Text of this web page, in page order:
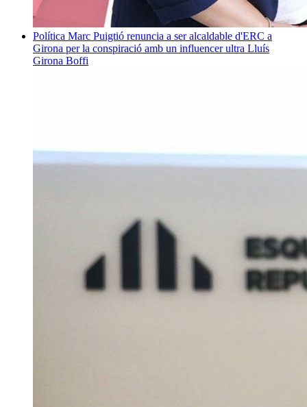
Política Marc Puigtió renuncia a ser alcaldable d'ERC a
Girona per la conspiració amb un influencer ultra Lluís
Girona Boffi